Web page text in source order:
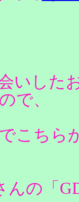
いした
で、
こちら
んの「